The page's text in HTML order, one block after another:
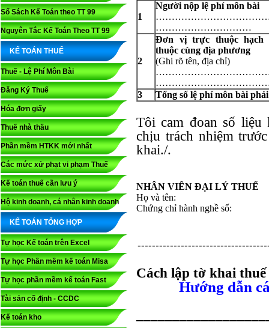
Sổ Sách Kế Toán theo TT 99
Nguyên Tắc Kế Toán Theo TT 99
KẾ TOÁN THUẾ
Thuế - Lệ Phí Môn Bài
Đăng Ký Thuế
Hóa đơn giấy
Thuế nhà thầu
Phần mềm HTKK mới nhất
Các mức xử phạt vi phạm Thuế
Kế toán thuế cần lưu ý
Hộ kinh doanh, cá nhân kinh doanh
KẾ TOÁN TỔNG HỢP
Tự học Kế toán trên Excel
Tự học Phần mềm kế toán Misa
Tự học phần mềm kế toán Fast
Tài sản cố định - CCDC
Kế toán kho
1
Người nộp lệ phí môn bài
…………………………
2
Đơn vị trực thuộc hạch
thuộc cùng địa phương
(Ghi rõ tên, địa chỉ)
3
Tổng số lệ phí môn bài
Tôi cam đoan số
chịu trách nhiệm
khai./.
NHÂN VIÊN ĐẠI LÝ THUẾ
Họ và tên:
Chứng chỉ hành nghề số:
Cách lập tờ khai
Hướng dẫn